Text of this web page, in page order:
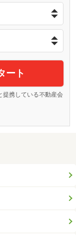
ート
提携している不動産会